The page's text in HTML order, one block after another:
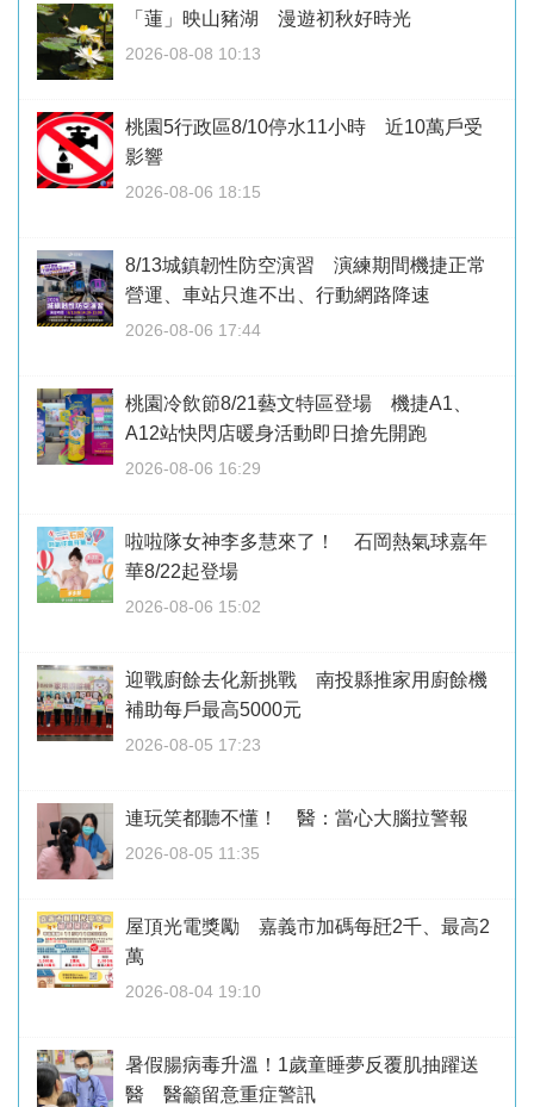
「蓮」映山豬湖 漫遊初秋好時光
2026-08-08 10:13
桃園5行政區8/10停水11小時 近10萬戶受
影響
2026-08-06 18:15
8/13城鎮韌性防空演習 演練期間機捷正常
營運、車站只進不出、行動網路降速
2026-08-06 17:44
桃園冷飲節8/21藝文特區登場 機捷A1、
A12站快閃店暖身活動即日搶先開跑
2026-08-06 16:29
啦啦隊女神李多慧來了！ 石岡熱氣球嘉年
華8/22起登場
2026-08-06 15:02
迎戰廚餘去化新挑戰 南投縣推家用廚餘機
補助每戶最高5000元
2026-08-05 17:23
連玩笑都聽不懂！ 醫：當心大腦拉警報
2026-08-05 11:35
屋頂光電獎勵 嘉義市加碼每瓩2千、最高2
萬
2026-08-04 19:10
暑假腸病毒升溫！1歲童睡夢反覆肌抽躍送
醫 醫籲留意重症警訊